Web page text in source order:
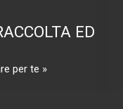
ED
per te »